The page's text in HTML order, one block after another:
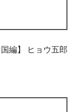
編】 ヒョウ五郎